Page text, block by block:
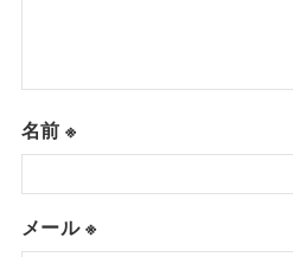
名前※
メール※